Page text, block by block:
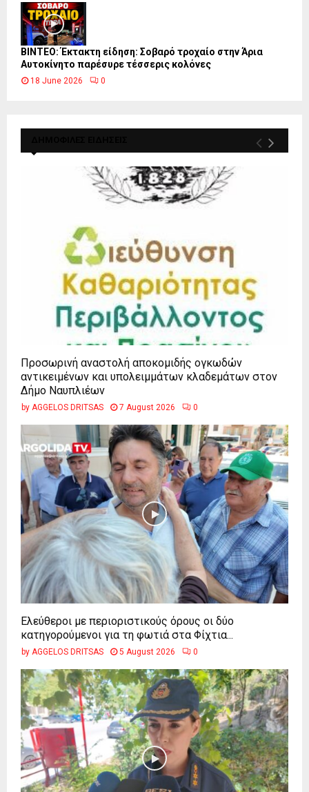
ΒΙΝΤΕΟ: Έκτακτη είδηση: Σοβαρό τροχαίο στην Άρια
Αυτοκίνητο παρέσυρε τέσσερις κολόνες
18 June 2026 0
Προσωρινή αναστολή αποκομιδής ογκωδών
αντικειμένων και υπολειμμάτων κλαδεμάτων στον
Δήμο Ναυπλιέων
by AGGELOS DRITSAS 7 August 2026 0
Ελεύθεροι με περιοριστικούς όρους οι δύο
κατηγορούμενοι για τη φωτιά στα Φίχτια...
by AGGELOS DRITSAS 5 August 2026 0